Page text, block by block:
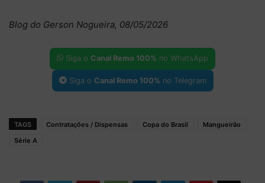
Blog do Gerson Nogueira, 08/05/2026
Siga o Canal Remo 100% no WhatsApp
Siga o Canal Remo 100% no Telegram
TAGS Contratações / Dispensas Copa do Brasil
Mangueirão
Série A